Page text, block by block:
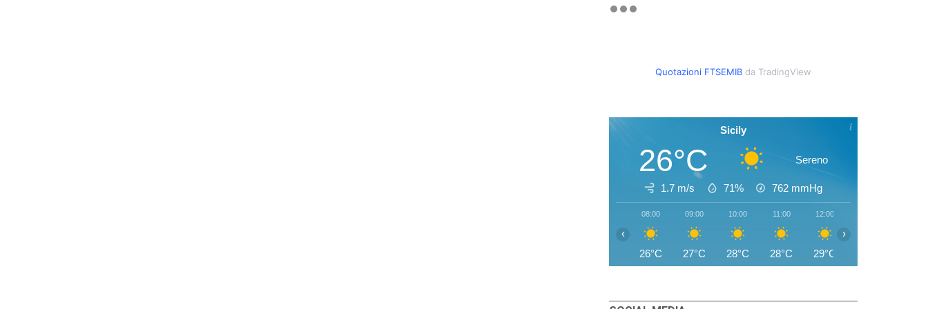
Quotazioni FTSEMIB da TradingView
Sicily
26°C Sereno
1.7 m/s 71% 762 mmHg
08:00
26°C
09:00
27°C
10:00
28°C
11:00
28°C
12:00
29°C
‹ ›